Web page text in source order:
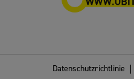
Datenschutzrichtlinie